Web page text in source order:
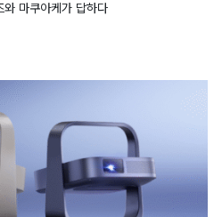
마쿠아케가 답하다